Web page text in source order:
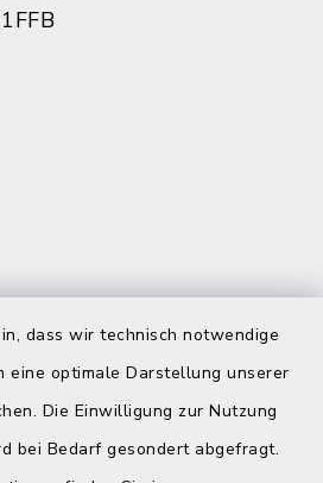
dass wir technisch notwendige
eine optimale Darstellung unserer
Die Einwilligung zur Nutzung
bei Bedarf gesondert abgefragt.